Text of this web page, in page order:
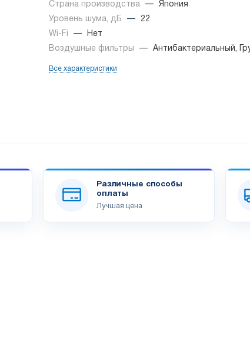
Страна производства
—
Япония
Уровень шума, дБ
—
22
Wi-Fi
—
Нет
Воздушные фильтры
— Антибактериальный,
Все характеристики
Различные способы
оплаты
Лучшая цена